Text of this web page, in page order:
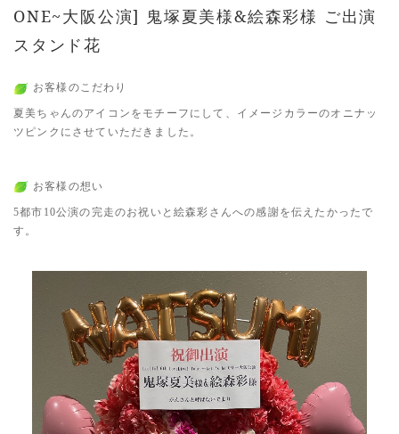
ONE~大阪公演] 鬼塚夏美様&絵森彩様 ご出演
スタンド花
お客様のこだわり
夏美ちゃんのアイコンをモチーフにして、イメージカラーのオニナッ
ツピンクにさせていただきました。
お客様の想い
5都市10公演の完走のお祝いと絵森彩さんへの感謝を伝えたかったで
す。